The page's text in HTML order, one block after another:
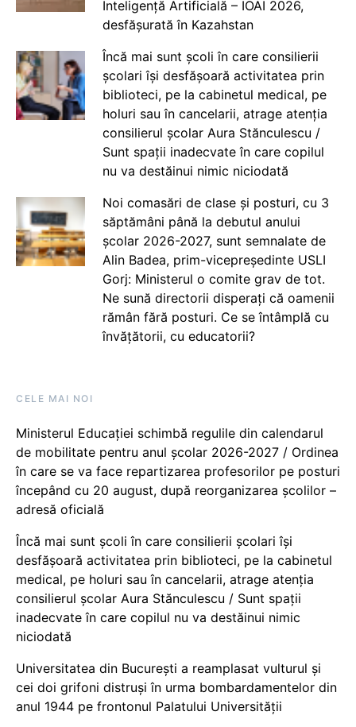
Inteligență Artificială – IOAI 2026,
desfășurată în Kazahstan
Încă mai sunt școli în care consilierii
școlari își desfășoară activitatea prin
biblioteci, pe la cabinetul medical, pe
holuri sau în cancelarii, atrage atenția
consilierul școlar Aura Stănculescu /
Sunt spații inadecvate în care copilul
nu va destăinui nimic niciodată
Noi comasări de clase și posturi, cu 3
săptămâni până la debutul anului
școlar 2026-2027, sunt semnalate de
Alin Badea, prim-vicepreședinte USLI
Gorj: Ministerul o comite grav de tot.
Ne sună directorii disperați că oamenii
rămân fără posturi. Ce se întâmplă cu
învățătorii, cu educatorii?
CELE MAI NOI
Ministerul Educației schimbă regulile din calendarul
de mobilitate pentru anul școlar 2026-2027 / Ordinea
în care se va face repartizarea profesorilor pe posturi
începând cu 20 august, după reorganizarea școlilor –
adresă oficială
Încă mai sunt școli în care consilierii școlari își
desfășoară activitatea prin biblioteci, pe la cabinetul
medical, pe holuri sau în cancelarii, atrage atenția
consilierul școlar Aura Stănculescu / Sunt spații
inadecvate în care copilul nu va destăinui nimic
niciodată
Universitatea din București a reamplasat vulturul și
cei doi grifoni distruși în urma bombardamentelor din
anul 1944 pe frontonul Palatului Universității